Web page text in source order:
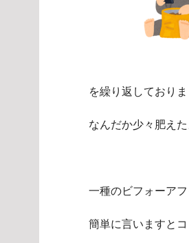
を繰り返しておりま
なんだか少々肥え
一種のビフォーアフ
簡単に言いますと